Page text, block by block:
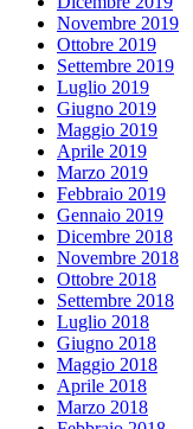
Novembre 2019
Ottobre 2019
Settembre 2019
Luglio 2019
Giugno 2019
Maggio 2019
Aprile 2019
Marzo 2019
Febbraio 2019
Gennaio 2019
Dicembre 2018
Novembre 2018
Ottobre 2018
Settembre 2018
Luglio 2018
Giugno 2018
Maggio 2018
Aprile 2018
Marzo 2018